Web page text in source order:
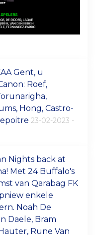
Gent, u
Roef,
Hong, Castro-
23-02-2023 -
Nights back at
Met 24 Buffalo's
van Qarabag FK
enkele
Noah De
Daele, Bram
Rune Van